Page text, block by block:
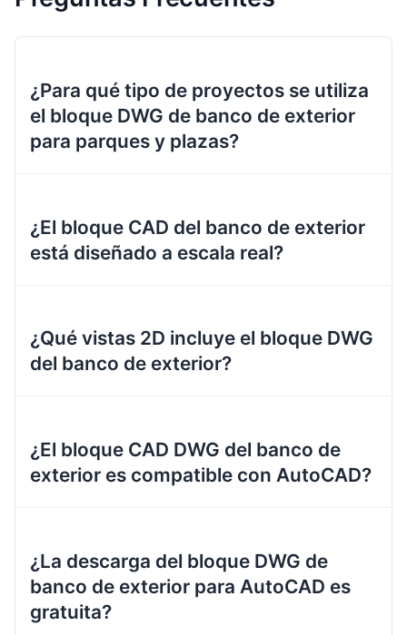
¿Para qué tipo de proyectos se utiliza
el bloque DWG de banco de exterior
para parques y plazas?
¿El bloque CAD del banco de exterior
está diseñado a escala real?
¿Qué vistas 2D incluye el bloque DWG
del banco de exterior?
¿El bloque CAD DWG del banco de
exterior es compatible con AutoCAD?
¿La descarga del bloque DWG de
banco de exterior para AutoCAD es
gratuita?